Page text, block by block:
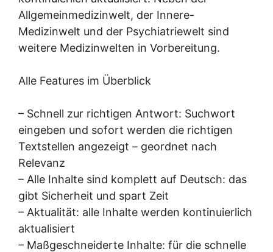
Allgemeinmedizinwelt, der Innere-
Medizinwelt und der Psychiatriewelt sind
weitere Medizinwelten in Vorbereitung.
Alle Features im Überblick
– Schnell zur richtigen Antwort: Suchwort
eingeben und sofort werden die richtigen
Textstellen angezeigt – geordnet nach
Relevanz
– Alle Inhalte sind komplett auf Deutsch: das
gibt Sicherheit und spart Zeit
– Aktualität: alle Inhalte werden kontinuierlich
aktualisiert
– Maßgeschneiderte Inhalte: für die schnelle